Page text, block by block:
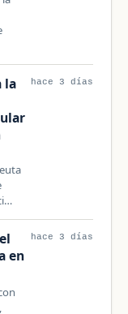
la
hace 3 días
en
hace 3 días